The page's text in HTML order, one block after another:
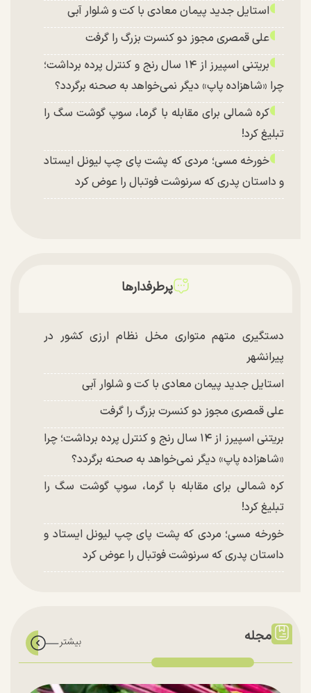
استایل جدید پیمان معادی با کت و شلوار آبی
علی قمصری مجوز دو کنسرت بزرگ را گرفت
بریتنی اسپیرز از ۱۴ سال رنج و کنترل پرده برداشت؛
چرا «شاهزاده پاپ» دیگر نمی‌خواهد به صحنه برگردد؟
کره شمالی برای مقابله با گرما، سوپ گوشت سگ را
تبلیغ کرد!
خورخه مسی؛ مردی که پشت پای چپ لیونل ایستاد
و داستان پدری که سرنوشت فوتبال را عوض کرد
پرطرفدارها
دستگیری متهم متواری مخل نظام ارزی کشور در
پیرانشهر
استایل جدید پیمان معادی با کت و شلوار آبی
علی قمصری مجوز دو کنسرت بزرگ را گرفت
بریتنی اسپیرز از ۱۴ سال رنج و کنترل پرده برداشت؛ چرا
«شاهزاده پاپ» دیگر نمی‌خواهد به صحنه برگردد؟
کره شمالی برای مقابله با گرما، سوپ گوشت سگ را
تبلیغ کرد!
خورخه مسی؛ مردی که پشت پای چپ لیونل ایستاد و
داستان پدری که سرنوشت فوتبال را عوض کرد
مجله